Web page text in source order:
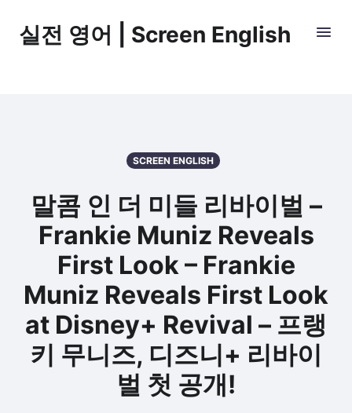
실전 영어 | Screen English
SCREEN ENGLISH
말콤 인 더 미들 리바이벌 –
Frankie Muniz Reveals
First Look – Frankie
Muniz Reveals First Look
at Disney+ Revival – 프랭
키 무니즈, 디즈니+ 리바이
벌 첫 공개!